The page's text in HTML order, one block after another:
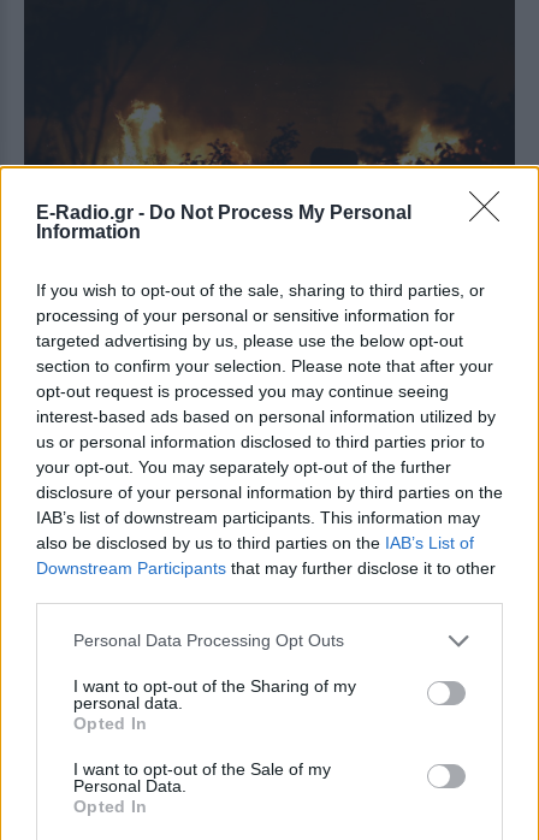
E-Radio.gr - Do Not Process My Personal
Information
If you wish to opt-out of the sale, sharing to third parties, or
processing of your personal or sensitive information for
targeted advertising by us, please use the below opt-out
section to confirm your selection. Please note that after your
opt-out request is processed you may continue seeing
interest-based ads based on personal information utilized by
us or personal information disclosed to third parties prior to
your opt-out. You may separately opt-out of the further
disclosure of your personal information by third parties on the
IAB’s list of downstream participants. This information may
also be disclosed by us to third parties on the IAB’s List of
Downstream Participants that may further disclose it to other
Personal Data Processing Opt Outs
I want to opt-out of the Sharing of my
personal data.
Opted In
I want to opt-out of the Sale of my
Personal Data.
Opted In